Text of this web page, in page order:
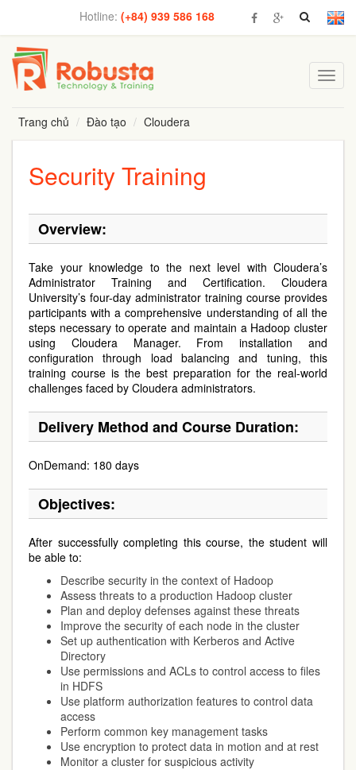
Hotline: (+84) 939 586 168
Trang chủ
Đào tạo Cloudera
Security Training
Overview:
Take your knowledge to the next level with Cloudera’s
Administrator Training and Certification. Cloudera
University’s four-day administrator training course provides
participants with a comprehensive understanding of all the
steps necessary to operate and maintain a Hadoop cluster
using Cloudera Manager. From installation and
configuration through load balancing and tuning, this
training course is the best preparation for the real-world
challenges faced by Cloudera administrators.
Delivery Method and Course Duration:
OnDemand: 180 days
Objectives:
After successfully completing this course, the student will
be able to:
Describe security in the context of Hadoop
Assess threats to a production Hadoop cluster
Plan and deploy defenses against these threats
Improve the security of each node in the cluster
Set up authentication with Kerberos and Active
Directory
Use permissions and ACLs to control access to files
in HDFS
Use platform authorization features to control data
access
Perform common key management tasks
Use encryption to protect data in motion and at rest
Monitor a cluster for suspicious activity